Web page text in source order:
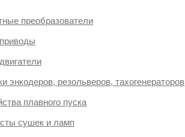
преобразователи
энкодеров, резольверов, тахогенераторов
плавного пуска
сушек и ламп